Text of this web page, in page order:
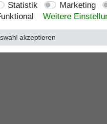
Statistik Marketing
Weitere
akzeptieren